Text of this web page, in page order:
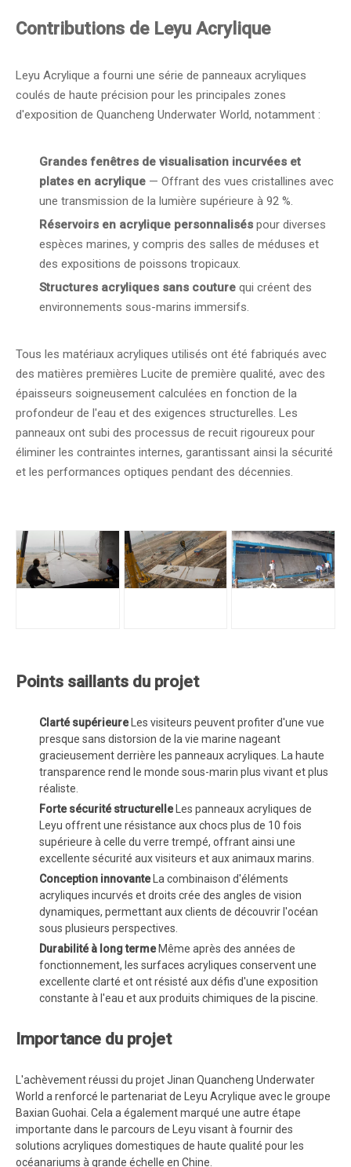
Contributions de Leyu Acrylique
Leyu Acrylique a fourni une série de panneaux acryliques
coulés de haute précision pour les principales zones
d'exposition de Quancheng Underwater World, notamment :
Grandes fenêtres de visualisation incurvées et
plates en acrylique — Offrant des vues cristallines avec
une transmission de la lumière supérieure à 92 %.
Réservoirs en acrylique personnalisés pour diverses
espèces marines, y compris des salles de méduses et
des expositions de poissons tropicaux.
Structures acryliques sans couture qui créent des
environnements sous-marins immersifs.
Tous les matériaux acryliques utilisés ont été fabriqués avec
des matières premières Lucite de première qualité, avec des
épaisseurs soigneusement calculées en fonction de la
profondeur de l'eau et des exigences structurelles. Les
panneaux ont subi des processus de recuit rigoureux pour
éliminer les contraintes internes, garantissant ainsi la sécurité
et les performances optiques pendant des décennies.
Points saillants du projet
Clarté supérieure Les visiteurs peuvent profiter d'une vue
presque sans distorsion de la vie marine nageant
gracieusement derrière les panneaux acryliques. La haute
transparence rend le monde sous-marin plus vivant et plus
réaliste.
Forte sécurité structurelle Les panneaux acryliques de
Leyu offrent une résistance aux chocs plus de 10 fois
supérieure à celle du verre trempé, offrant ainsi une
excellente sécurité aux visiteurs et aux animaux marins.
Conception innovante La combinaison d'éléments
acryliques incurvés et droits crée des angles de vision
dynamiques, permettant aux clients de découvrir l'océan
sous plusieurs perspectives.
Durabilité à long terme Même après des années de
fonctionnement, les surfaces acryliques conservent une
excellente clarté et ont résisté aux défis d'une exposition
constante à l'eau et aux produits chimiques de la piscine.
Importance du projet
L'achèvement réussi du projet Jinan Quancheng Underwater
World a renforcé le partenariat de Leyu Acrylique avec le groupe
Baxian Guohai. Cela a également marqué une autre étape
importante dans le parcours de Leyu visant à fournir des
solutions acryliques domestiques de haute qualité pour les
océanariums à grande échelle en Chine.